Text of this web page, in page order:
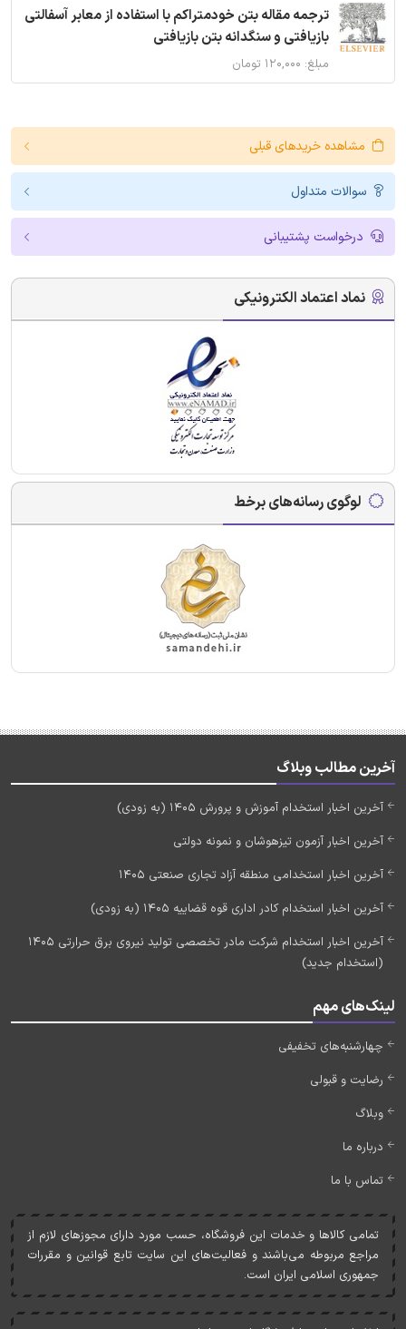
ترجمه مقاله بتن خودمتراکم با استفاده از معابر آسفالتی
بازیافتی و سنگدانه بتن بازیافتی
مبلغ: ۱۲۰,۰۰۰ تومان
مشاهده خریدهای قبلی
سوالات متداول
درخواست پشتیبانی
نماد اعتماد الکترونیکی
لوگوی رسانه‌های برخط
آخرین مطالب وبلاگ
آخرین اخبار استخدام آموزش و پرورش 1405 (به زودی)
آخرین اخبار آزمون تیزهوشان و نمونه دولتی
آخرین اخبار استخدامی منطقه آزاد تجاری صنعتی 1405
آخرین اخبار استخدام کادر اداری قوه قضاییه 1405 (به زودی)
آخرین اخبار استخدام شرکت مادر تخصصی تولید نیروی برق حرارتی 1405
(استخدام جدید)
لینک‌های مهم
چهارشنبه‌های تخفیفی
رضایت و قبولی
وبلاگ
درباره ما
تماس با ما
تمامی کالاها و خدمات اين فروشگاه، حسب مورد دارای مجوزهای لازم از
مراجع مربوطه می‌باشند و فعاليت‌های اين سايت تابع قوانين و مقررات
جمهوری اسلامی ايران است.